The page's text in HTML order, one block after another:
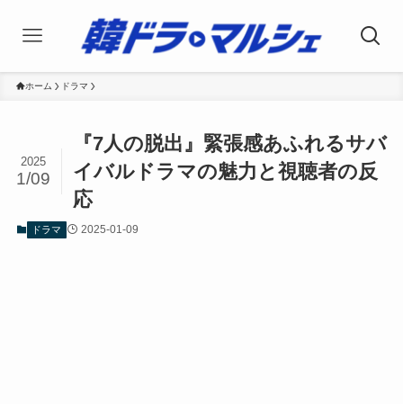
ホーム ドラマ
『7人の脱出』緊張感あふれるサバ
イバルドラマの魅力と視聴者の反
応
2025
1/09
ドラマ 2025-01-09